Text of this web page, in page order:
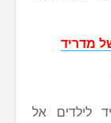
מדריד
לילדים אל